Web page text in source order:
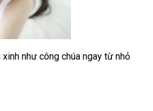
như công chúa ngay từ nhỏ